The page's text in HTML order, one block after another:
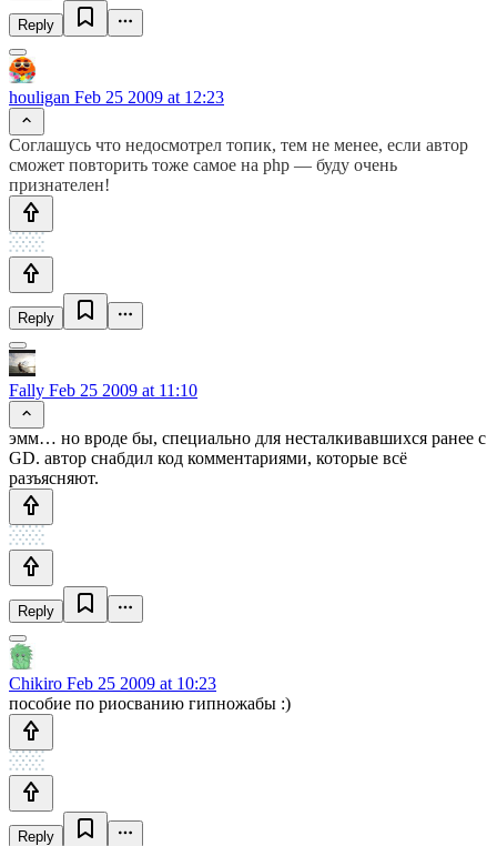
Reply
houligan Feb 25 2009 at 12:23
Соглашусь что недосмотрел топик, тем не менее, если автор
сможет повторить тоже самое на php — буду очень
признателен!
Reply
Fally Feb 25 2009 at 11:10
эмм… но вроде бы, специально для несталкивавшихся ранее с
GD. автор снабдил код комментариями, которые всё
разъясняют.
Reply
Chikiro Feb 25 2009 at 10:23
пособие по риосванию гипножабы :)
Reply